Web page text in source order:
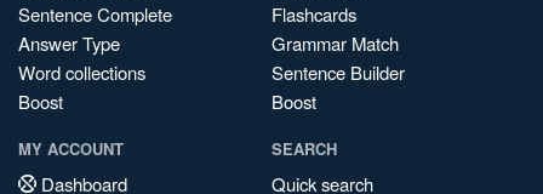
Sentence Complete
Answer Type
Word collections
Boost
Flashcards
Grammar Match
Sentence Builder
Boost
MY ACCOUNT
Dashboard
SEARCH
Quick search